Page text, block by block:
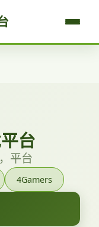
台
平台
4Gamers